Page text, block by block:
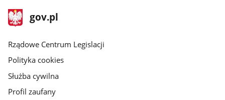
stopka
gov.plStrona
gov.pl
Rządowe Centrum Legislacji
Polityka cookies
Służba cywilna
Profil zaufany